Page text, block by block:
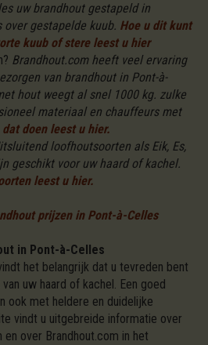
uw brandhout gestapeld in
gestapelde kuub. Hoe u dit kunt
kuub of stere leest u hier
Brandhout.com heeft veel ervaring
van brandhout in Pont-à-
hout weegt al snel 1000 kg. zulke
materiaal en chauffeurs met
dat doen leest u hier.
loofhoutsoorten als Eik, Es,
geschikt voor uw haard of kachel.
leest u hier.
prijzen in Pont-à-Celles
in Pont-à-Celles
het belangrijk dat u tevreden bent
uw haard of kachel. Een goed
ook met heldere en duidelijke
vindt u uitgebreide informatie over
over Brandhout.com in het